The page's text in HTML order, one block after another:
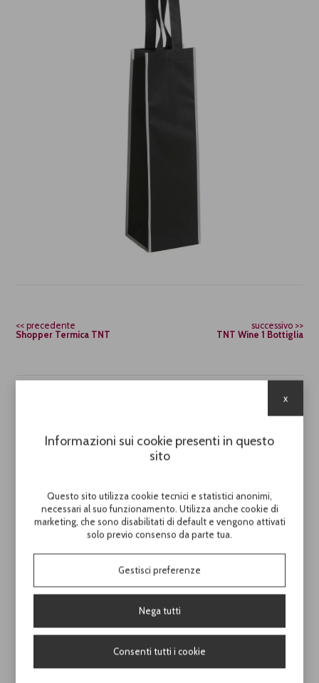
precedente
Shopper Termica TNT
successivo
TNT Wine 1 Bottiglia
Shopper in TNT 80 gr cucito
H. 47,00 / L. 14,00 / P. 14,00
Conf. 120 pezzi / Crt 120 pezzi
Scopri il prezzo di questo prodotto
Informazioni sui cookie presenti in questo
sito
Questo sito utilizza cookie tecnici e statistici anonimi,
necessari al suo funzionamento. Utilizza anche cookie di
marketing, che sono disabilitati di default e vengono attivati
solo previo consenso da parte tua.
Gestisci preferenze
Nega tutti
Consenti tutti i cookie
x